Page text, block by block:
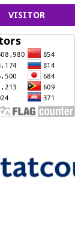
VISITOR